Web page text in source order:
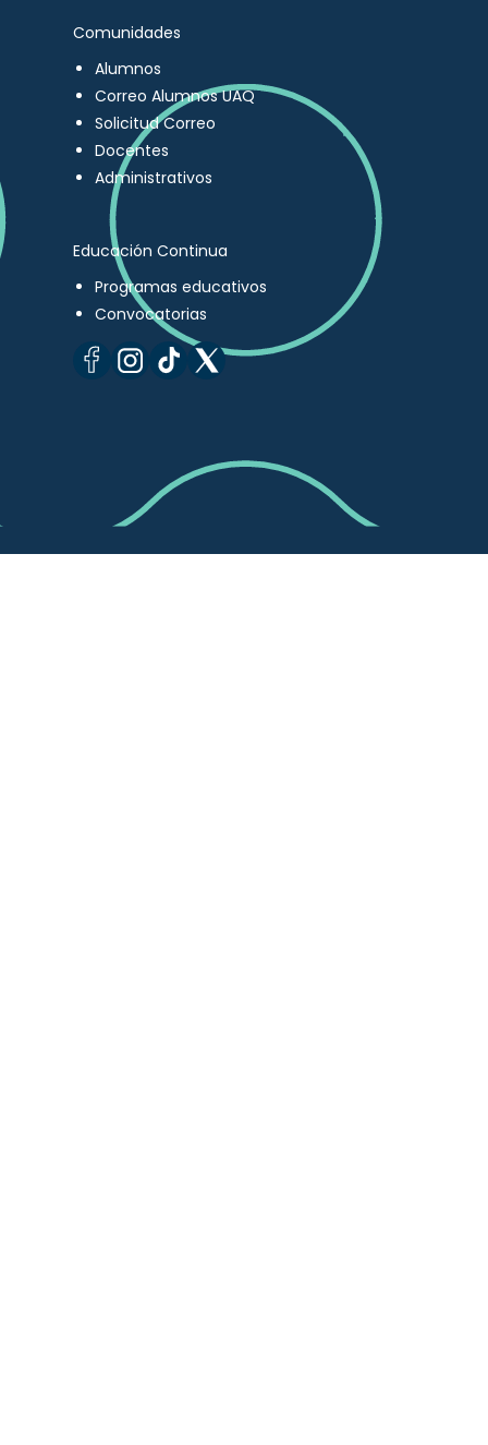
Comunidades
Alumnos
Correo Alumnos UAQ
Solicitud Correo
Docentes
Administrativos
Educación Continua
Programas educativos
Convocatorias